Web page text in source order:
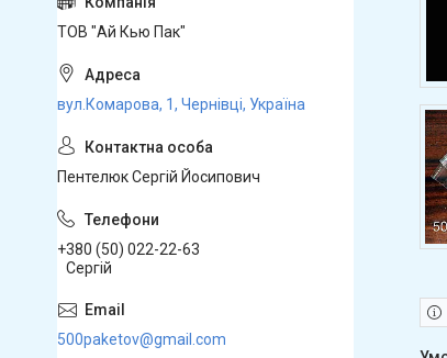
ТОВ "Ай Кью Пак"
вул.Комарова, 1, Чернівці, Україна
Пентелюк Сергій Йосипович
+380 (50) 022-22-63
Сергій
500paketov@gmail.com